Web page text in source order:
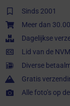
Sinds 2001
Meer dan
Dagelijkse
Lid van de
Diverse
Gratis
Alle foto’s op